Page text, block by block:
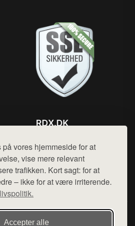
vores hjemmeside for at
vise mere relevant
trafikken. Kort sagt: for at
– ikke for at være irriterende.
Accepter alle
RDX.DK
Mail: hej@want.dk
Cookie- og privatlivspolitik
der udgiver en række